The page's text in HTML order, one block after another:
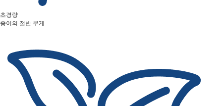
초경량
종이의 절반 무게